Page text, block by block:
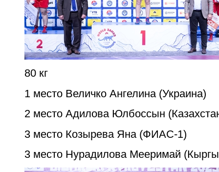
80 кг
1 место Величко Ангелина (Украина)
2 место Адилова Юлбоссын
3 место Козырева Яна (ФИАС-1)
3 место Нурадилова Мееримай